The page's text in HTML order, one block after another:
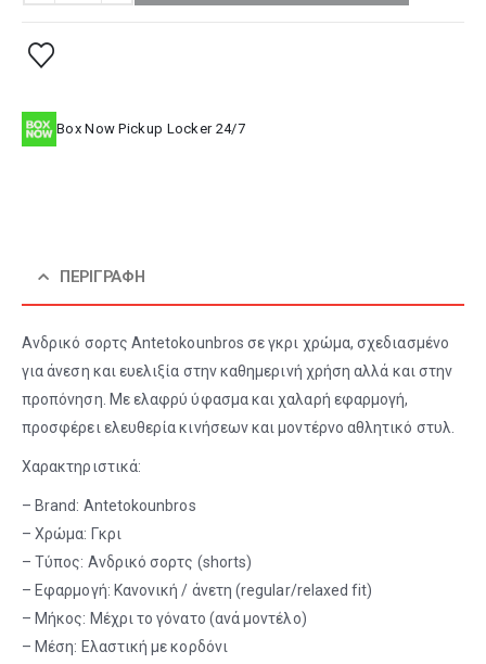
Box Now Pickup Locker 24/7
ΠΕΡΙΓΡΑΦΉ
Ανδρικό σορτς Antetokounbros σε γκρι χρώμα, σχεδιασμένο
για άνεση και ευελιξία στην καθημερινή χρήση αλλά και στην
προπόνηση. Με ελαφρύ ύφασμα και χαλαρή εφαρμογή,
προσφέρει ελευθερία κινήσεων και μοντέρνο αθλητικό στυλ.
Χαρακτηριστικά:
– Brand: Antetokounbros
– Χρώμα: Γκρι
– Τύπος: Ανδρικό σορτς (shorts)
– Εφαρμογή: Κανονική / άνετη (regular/relaxed fit)
– Μήκος: Μέχρι το γόνατο (ανά μοντέλο)
– Μέση: Ελαστική με κορδόνι